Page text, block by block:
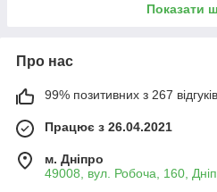
Показати
Про нас
99% позитивних з 267
Працює з 26.04.2021
м. Дніпро
49008, вул. Робоча, 160,